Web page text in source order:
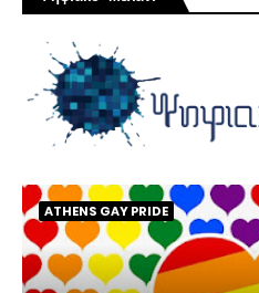
ATHENS GAY PRIDE